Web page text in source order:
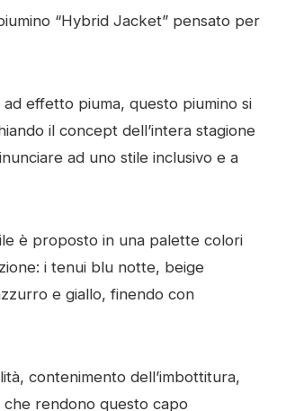
“Hybrid Jacket” pensato per
effetto piuma, questo piumino si
il concept dell’intera stagione
ad uno stile inclusivo e a
è proposto in una palette colori
i tenui blu notte, beige
e giallo, finendo con
contenimento dell’imbottitura,
rendono questo capo